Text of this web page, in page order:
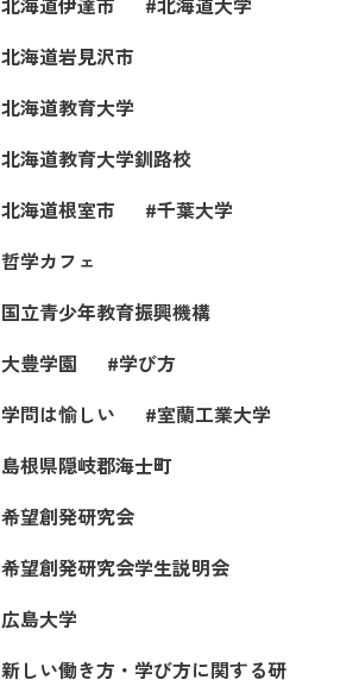
北海道岩見沢市
北海道教育大学
北海道教育大学釧路校
北海道根室市
千葉大学
哲学カフェ
国立青少年教育振興機構
大豊学園
学び方
学問は愉しい
室蘭工業大学
島根県隠岐郡海士町
希望創発研究会
希望創発研究会学生説明会
広島大学
新しい働き方・学び方に関する研